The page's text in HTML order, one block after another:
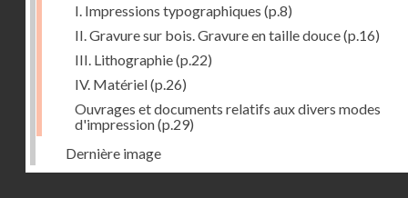
I. Impressions typographiques (p.8)
II. Gravure sur bois. Gravure en taille douce(p.16)
III. Lithographie(p.22)
IV. Matériel(p.26)
Ouvrages et documents relatifs aux divers modes
d'impression(p.29)
Dernière image